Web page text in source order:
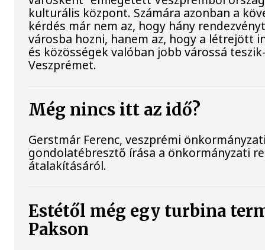
kulturális központ. Számára azonban a
kérdés már nem az, hogy hány
városba hozni, hanem az, hogy a létrejött
és közösségek valóban jobb várossá
Veszprémet.
Még nincs itt az idő?
Gerstmár Ferenc, veszprémi
gondolatébresztő írása a önkormányzati
átalakításáról.
Estétől még egy turbina
Pakson